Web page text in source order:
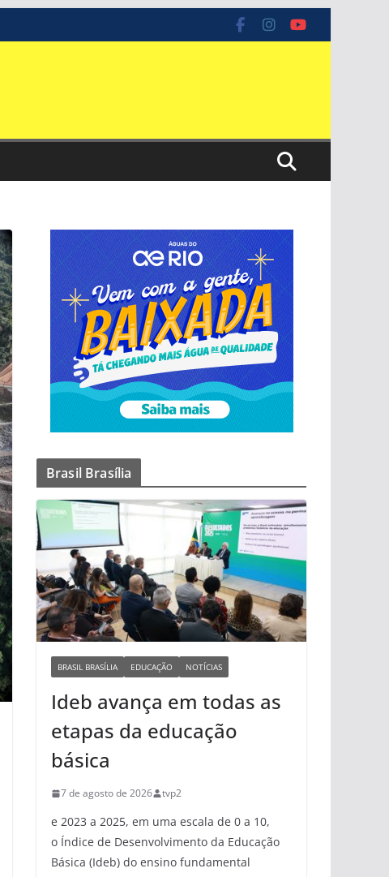
Brasil Brasília
BRASIL BRASÍLIA EDUCAÇÃO NOTÍCIAS
Ideb avança em todas as
etapas da educação
básica
7 de agosto de 2026 tvp2
e 2023 a 2025, em uma escala de 0 a 10,
o Índice de Desenvolvimento da Educação
Básica (Ideb) do ensino fundamental